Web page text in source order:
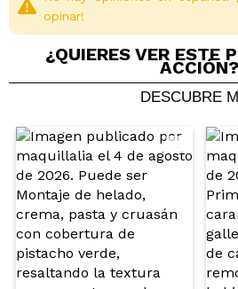
Compartir un vídeo
Tu vídeo podría ser el
¿Recomendarías su
opinar!
¿QUIERES VER ESTE
ACCIÓN?
DESCUBRE